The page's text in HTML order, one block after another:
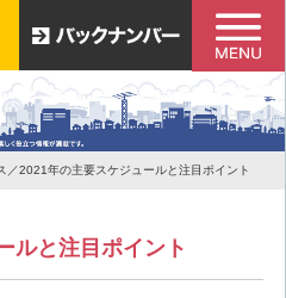
／2021年の主要スケジュールと注目ポイント
ルと注目ポイント